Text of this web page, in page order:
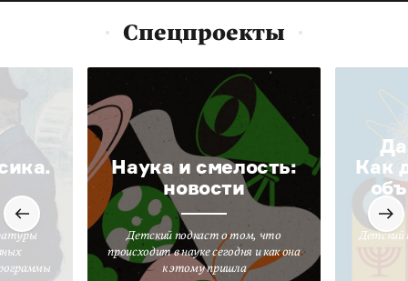
Спецпроекты
Наука и смелость:
новости
Детский подкаст о том, что
происходит в науке сегодня и как она
к этому пришла
Да
Как
Детский